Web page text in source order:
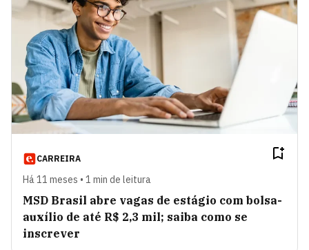
CARREIRA
Há 11 meses • 1 min de leitura
MSD Brasil abre vagas de estágio com bolsa-
auxílio de até R$ 2,3 mil; saiba como se
inscrever